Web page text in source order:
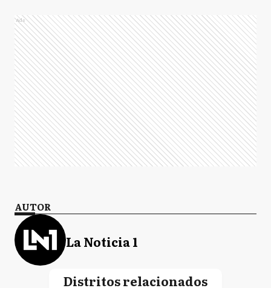
Ads
AUTOR
La Noticia 1
Distritos relacionados